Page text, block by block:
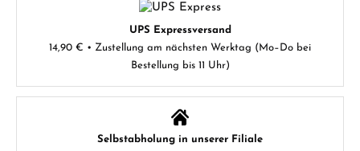
UPS Expressversand
14,90 € • Zustellung am nächsten Werktag (Mo–Do bei
Bestellung bis 11 Uhr)
Selbstabholung in unserer Filiale